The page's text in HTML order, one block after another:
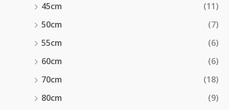
45cm
(11)
50cm
(7)
55cm
(6)
60cm
(6)
70cm
(18)
80cm
(9)